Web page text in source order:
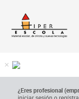
¿Eres profesional